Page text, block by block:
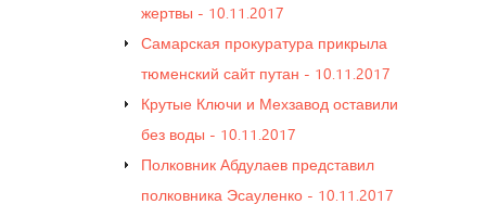
жертвы - 10.11.2017
Самарская прокуратура прикрыла
тюменский сайт путан - 10.11.2017
Крутые Ключи и Мехзавод оставили
без воды - 10.11.2017
Полковник Абдулаев представил
полковника Эсауленко - 10.11.2017